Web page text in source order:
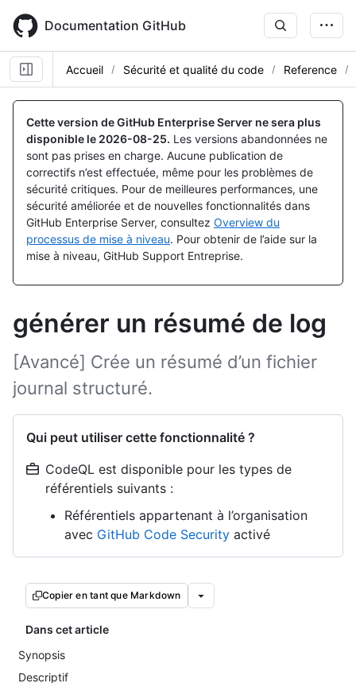
main
content
Documentation GitHub
Accueil Sécurité et qualité du code Reference
Cette version de GitHub Enterprise Server ne sera plus
disponible le 2026-08-25. Les versions abandonnées ne
sont pas prises en charge. Aucune publication de
correctifs n’est effectuée, même pour les problèmes de
sécurité critiques. Pour de meilleures performances, une
sécurité améliorée et de nouvelles fonctionnalités dans
GitHub Enterprise Server, consultez Overview du
processus de mise à niveau. Pour obtenir de l’aide sur la
mise à niveau, GitHub Support Entreprise.
générer un résumé de log
[Avancé] Crée un résumé d’un fichier
journal structuré.
Qui peut utiliser cette fonctionnalité ?
CodeQL est disponible pour les types de
référentiels suivants :
Référentiels appartenant à l’organisation
avec GitHub Code Security activé
Copier en tant que Markdown
Dans cet article
Synopsis
Descriptif